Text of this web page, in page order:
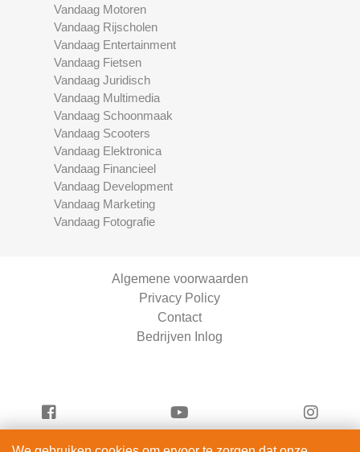
Vandaag Motoren
Vandaag Rijscholen
Vandaag Entertainment
Vandaag Fietsen
Vandaag Juridisch
Vandaag Multimedia
Vandaag Schoonmaak
Vandaag Scooters
Vandaag Elektronica
Vandaag Financieel
Vandaag Development
Vandaag Marketing
Vandaag Fotografie
Algemene voorwaarden
Privacy Policy
Contact
Bedrijven Inlog